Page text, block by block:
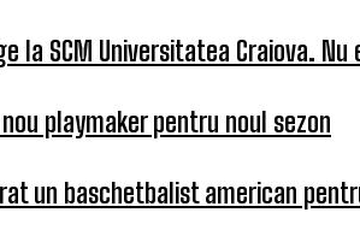
la SCM Universitatea Craiova. Nu
playmaker pentru noul sezon
un baschetbalist american